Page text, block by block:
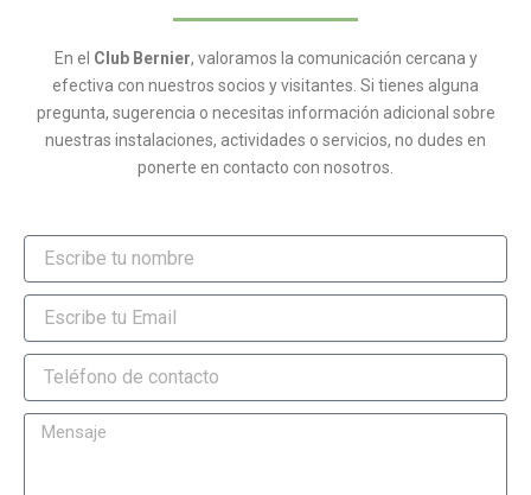
En el Club Bernier, valoramos la comunicación cercana y
efectiva con nuestros socios y visitantes. Si tienes alguna
pregunta, sugerencia o necesitas información adicional sobre
nuestras instalaciones, actividades o servicios, no dudes en
ponerte en contacto con nosotros.